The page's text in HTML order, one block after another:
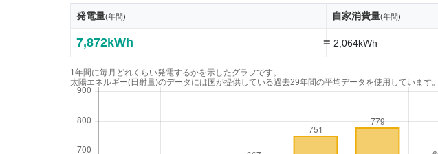
発電量(年間) 自家消費量(年間)
7,872kWh = 2,064kWh
1年間に毎月どれくらい発電するかを示したグラフです。
太陽エネルギー(日射量)のデータには国が提供している過去29年間の平均データを使用しています。